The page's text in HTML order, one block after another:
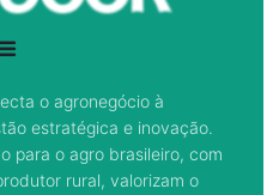
o agronegócio à
estratégica e inovação.
para o agro brasileiro, com
rural, valorizam o